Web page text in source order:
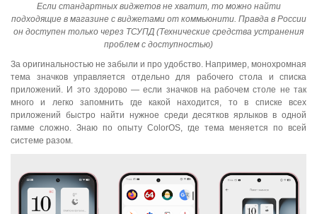
Если стандартных виджетов не хватит, то можно найти
подходящие в магазине с виджетами от коммьюнити. Правда в России
он доступен только через ТСУПД (Технические средства устранения
проблем с доступностью)
За оригинальностью не забыли и про удобство. Например, монохромная
тема значков управляется отдельно для рабочего стола и списка
приложений. И это здорово — если значков на рабочем столе не так
много и легко запомнить где какой находится, то в списке всех
приложений быстро найти нужное среди десятков ярлыков в одной
гамме сложно. Знаю по опыту ColorOS, где тема меняется по всей
системе разом.